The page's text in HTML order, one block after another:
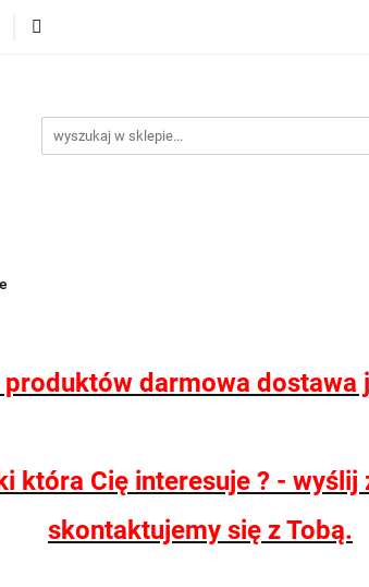
MHC
Konfigurator kabin Kerria
darmowa dostawa
która Cię interesuje ? -
skontaktujemy się z Tobą.